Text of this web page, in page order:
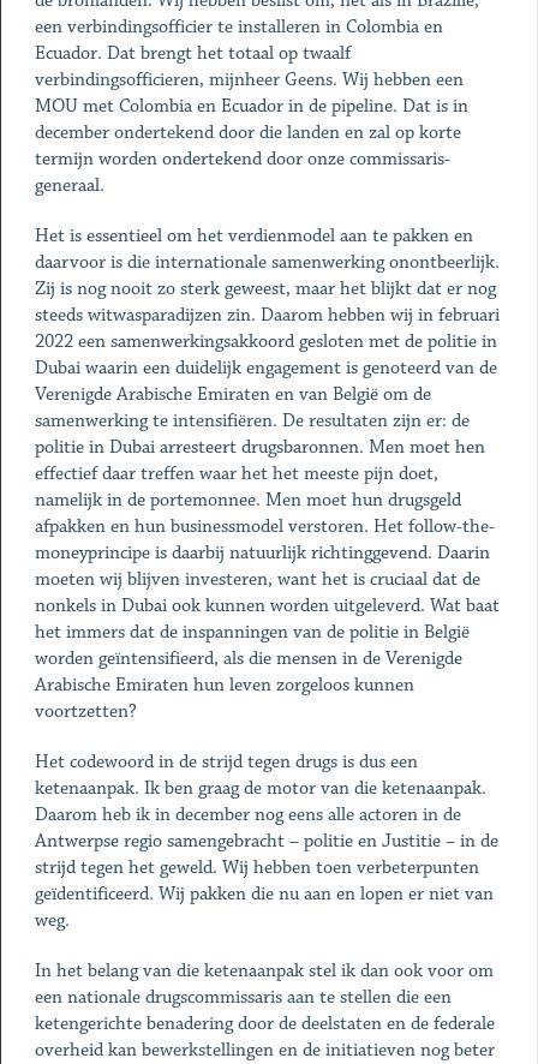
een verbindingsofficier te installeren in Colombia en
Ecuador. Dat brengt het totaal op twaalf
verbindingsofficieren, mijnheer Geens. Wij hebben een
MOU met Colombia en Ecuador in de pipeline. Dat is in
december ondertekend door die landen en zal op korte
termijn worden ondertekend door onze commissaris-
generaal.
Het is essentieel om het verdienmodel aan te pakken en
daarvoor is die internationale samenwerking onontbeerlijk.
Zij is nog nooit zo sterk geweest, maar het blijkt dat er nog
steeds witwasparadijzen zin. Daarom hebben wij in februari
2022 een samenwerkingsakkoord gesloten met de politie in
Dubai waarin een duidelijk engagement is genoteerd van de
Verenigde Arabische Emiraten en van België om de
samenwerking te intensifiëren. De resultaten zijn er: de
politie in Dubai arresteert drugsbaronnen. Men moet hen
effectief daar treffen waar het het meeste pijn doet,
namelijk in de portemonnee. Men moet hun drugsgeld
afpakken en hun businessmodel verstoren. Het follow-the-
moneyprincipe is daarbij natuurlijk richtinggevend. Daarin
moeten wij blijven investeren, want het is cruciaal dat de
nonkels in Dubai ook kunnen worden uitgeleverd. Wat baat
het immers dat de inspanningen van de politie in België
worden geïntensifieerd, als die mensen in de Verenigde
Arabische Emiraten hun leven zorgeloos kunnen
voortzetten?
Het codewoord in de strijd tegen drugs is dus een
ketenaanpak. Ik ben graag de motor van die ketenaanpak.
Daarom heb ik in december nog eens alle actoren in de
Antwerpse regio samengebracht – politie en Justitie – in de
strijd tegen het geweld. Wij hebben toen verbeterpunten
geïdentificeerd. Wij pakken die nu aan en lopen er niet van
weg.
In het belang van die ketenaanpak stel ik dan ook voor om
een nationale drugscommissaris aan te stellen die een
ketengerichte benadering door de deelstaten en de federale
overheid kan bewerkstellingen en de initiatieven nog beter